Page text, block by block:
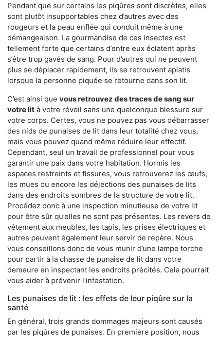
Pendant que sur certains les piqûres sont discrètes, elles
sont plutôt insupportables chez d’autres avec des
rougeurs et la peau enflée qui conduit même à une
démangeaison. La gourmandise de ces insectes est
tellement forte que certains d’entre eux éclatent après
s’être trop gavés de sang. Pour d’autres qui ne peuvent
plus se déplacer rapidement, ils se retrouvent aplatis
lorsque la personne piquée se retourne dans son lit.
C’est ainsi que vous retrouvez des traces de sang sur
votre lit à votre réveil sans une quelconque blessure sur
votre corps. Certes, vous ne pouvez pas vous débarrasser
des nids de punaises de lit dans leur totalité chez vous,
mais vous pouvez quand même réduire leur effectif.
Cependant, seul un travail de professionnel pour vous
garantir une paix dans votre habitation. Hormis les
espaces restreints et fissures, vous retrouverez les œufs,
les mues ou encore les déjections des punaises de lits
dans des endroits sombres de la structure de votre lit.
Procédez donc à une inspection minutieuse de votre lit
pour être sûr qu’elles ne sont pas présentes. Les revers de
vêtement aux meubles, les tapis, les prises électriques et
autres peuvent également leur servir de repère. Nous
vous conseillons donc de vous munir d’une lampe torche
pour partir à la chasse de punaise de lit dans votre
demeure en inspectant les endroits précités. Cela pourrait
vous aider à prévenir l'infestation.
Les punaises de lit : les effets de leur piqûre sur la
santé
En général, trois grands dommages majeurs sont causés
par les piqûres de punaises. En première position, nous